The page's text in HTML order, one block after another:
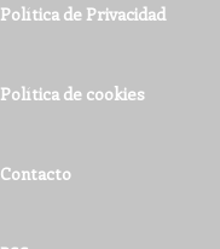
Política de Privacidad
Política de cookies
Contacto